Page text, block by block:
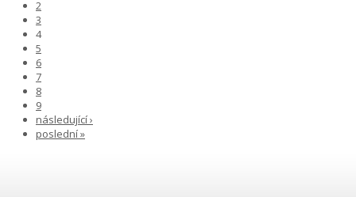
2
3
4
5
6
7
8
9
následující ›
poslední »